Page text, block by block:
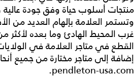
منتجات أسلوب حياة وفق جودة
وتستمر العلامة بإلهام العديد من
القطع في متاجر العلامة في
إضافة إلى متاجر مختارة من جميع
pendleton-usa.com.